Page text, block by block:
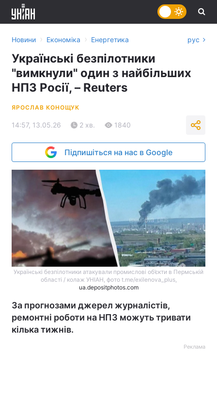
Новини › Економіка › Енергетика рус
Українські безпілотники
"вимкнули" один з найбільших
НПЗ Росії, – Reuters
ЯРОСЛАВ КОНОЩУК
14:57, 13.05.26 2 хв. 1840
Підпишіться на нас в Google
Українські безпілотники атакували промислові об’єкти в Пермській
області / колаж УНІАН, фото t.me/exilenova_plus,
ua.depositphotos.com
За прогнозами джерел журналістів,
ремонтні роботи на НПЗ можуть тривати
кілька тижнів.
Реклама